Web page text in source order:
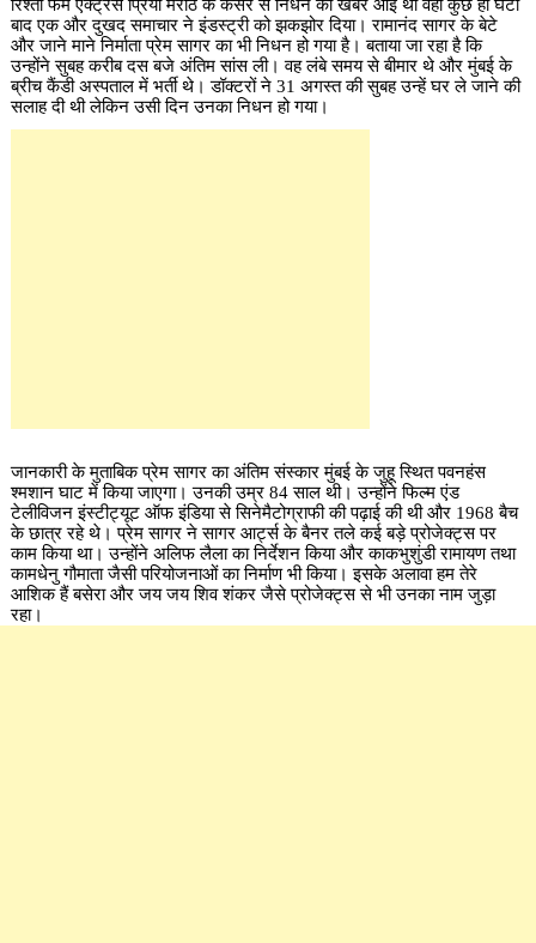
रिश्ता फेम एक्ट्रेस प्रिया मराठे के कैंसर से निधन की खबर आई थी वहीं कुछ ही घंटों
बाद एक और दुखद समाचार ने इंडस्ट्री को झकझोर दिया। रामानंद सागर के बेटे
और जाने माने निर्माता प्रेम सागर का भी निधन हो गया है। बताया जा रहा है कि
उन्होंने सुबह करीब दस बजे अंतिम सांस ली। वह लंबे समय से बीमार थे और मुंबई के
ब्रीच कैंडी अस्पताल में भर्ती थे। डॉक्टरों ने 31 अगस्त की सुबह उन्हें घर ले जाने की
सलाह दी थी लेकिन उसी दिन उनका निधन हो गया।
जानकारी के मुताबिक प्रेम सागर का अंतिम संस्कार मुंबई के जुहू स्थित पवनहंस
श्मशान घाट में किया जाएगा। उनकी उम्र 84 साल थी। उन्होंने फिल्म एंड
टेलीविजन इंस्टीट्यूट ऑफ इंडिया से सिनेमैटोग्राफी की पढ़ाई की थी और 1968 बैच
के छात्र रहे थे। प्रेम सागर ने सागर आर्ट्स के बैनर तले कई बड़े प्रोजेक्ट्स पर
काम किया था। उन्होंने अलिफ लैला का निर्देशन किया और काकभुशुंडी रामायण तथा
कामधेनु गौमाता जैसी परियोजनाओं का निर्माण भी किया। इसके अलावा हम तेरे
आशिक हैं बसेरा और जय जय शिव शंकर जैसे प्रोजेक्ट्स से भी उनका नाम जुड़ा
रहा।